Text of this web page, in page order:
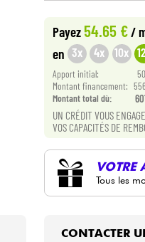
Payez54.65 €/
en 3x 4x 10x
Apport initial:
Montant financement:
Montant total dù:
UN CRÉDIT VOUS
VOS CAPACITÉS DE
VOTRE
Tous les
CONTACTER